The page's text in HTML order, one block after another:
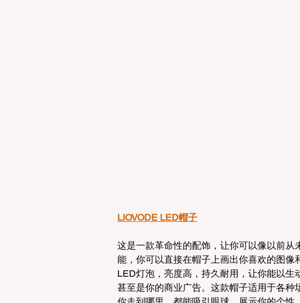
LIOVODE LED帽子
这是一款革命性的配饰，让你可以像以前
能，你可以直接在帽子上画出你喜欢的图
LED灯泡，亮度高，持久耐用，让你能以生
甚至是你的商业广告。这款帽子适用于各